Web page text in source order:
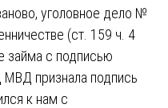
уголовное дело №
(ст. 159 ч. 4
займа с подписью
признала подпись
к нам с